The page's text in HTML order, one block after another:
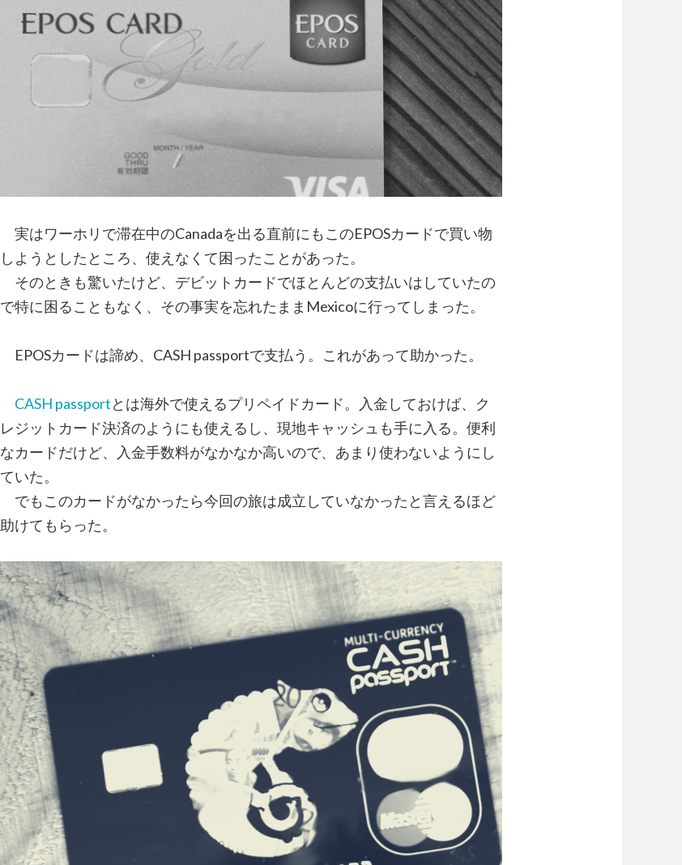
実はワーホリで滞在中のCanadaを出る直前にもこのEPOSカードで買い物
しようとしたところ、使えなくて困ったことがあった。
そのときも驚いたけど、デビットカードでほとんどの支払いはしていたの
で特に困ることもなく、その事実を忘れたままMexicoに行ってしまった。
EPOSカードは諦め、CASH passportで支払う。これがあって助かった。
CASH passportとは海外で使えるプリペイドカード。入金しておけば、ク
レジットカード決済のようにも使えるし、現地キャッシュも手に入る。便利
なカードだけど、入金手数料がなかなか高いので、あまり使わないようにし
ていた。
でもこのカードがなかったら今回の旅は成立していなかったと言えるほど
助けてもらった。